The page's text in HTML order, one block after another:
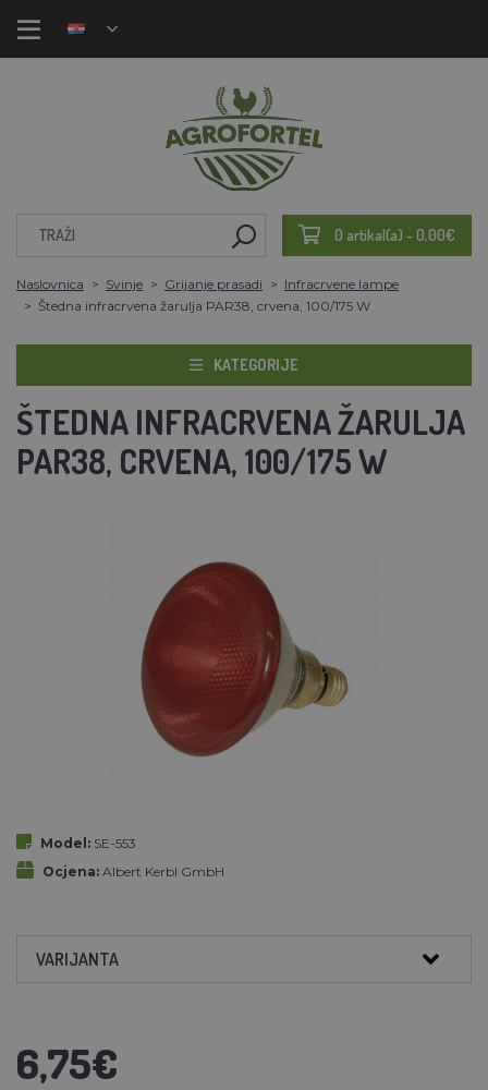
0 artikal(a) - 0,00€
Naslovnica Svinje Grijanje prasadi
Infracrvene lampe
Štedna infracrvena žarulja PAR38, crvena, 100/175 W
KATEGORIJE
ŠTEDNA INFRACRVENA ŽARULJA
PAR38, CRVENA, 100/175 W
Model: SE-553
Ocjena: Albert Kerbl GmbH
VARIJANTA
6,75€